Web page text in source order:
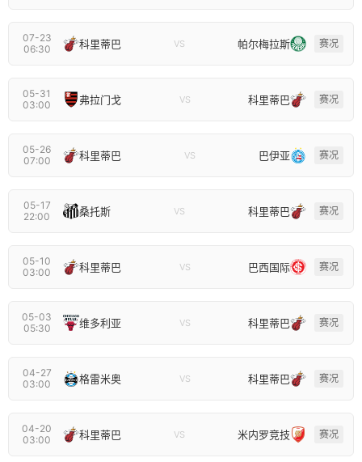
07-23
06:30
科里蒂巴 VS 帕尔梅拉斯 赛况
05-31
03:00
弗拉门戈 VS 科里蒂巴 赛况
05-26
07:00
科里蒂巴 VS 巴伊亚 赛况
05-17
22:00
桑托斯 VS 科里蒂巴 赛况
05-10
03:00
科里蒂巴 VS 巴西国际 赛况
05-03
05:30
维多利亚 VS 科里蒂巴 赛况
04-27
03:00
格雷米奥 VS 科里蒂巴 赛况
04-20
03:00
科里蒂巴 VS 米内罗竞技 赛况